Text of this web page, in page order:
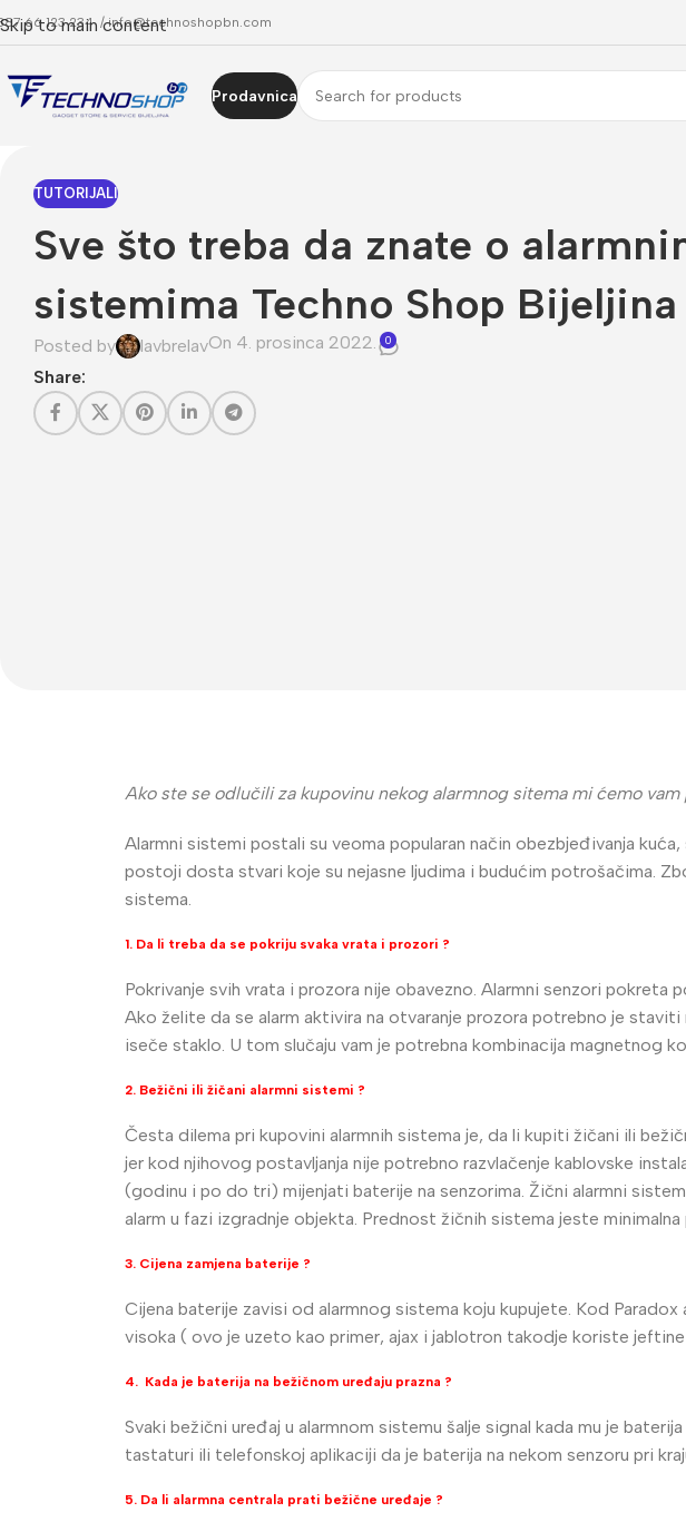
Skip to main content
66 123 234 /info@technoshopbn.com
Prodavnica
Video Nadzor
UniView
Dahua
Longse
Tiandy
Imou
Kutije za kamere
Nosači za kamere
Analogija
Bullet Analogne kamere
Dome analogne kamere
PTZ kamere
Bežično
TUTORIJALI
Sve što treba da znate o
sistemima Techno Shop Bijeljina
Posted by lavbrelavOn 4. prosinca 2022. 0
Share:
Ako ste se odlučili za kupovinu nekog alarmnog sitema mi ćemo
Alarmni sistemi postali su veoma popularan način obezbjeđivanja
postoji dosta stvari koje su nejasne ljudima i budućim potrošačima.
sistema.
1. Da li treba da se pokriju svaka vrata i prozori ?
Pokrivanje svih vrata i prozora nije obavezno. Alarmni senzori pokreta
Ako želite da se alarm aktivira na otvaranje prozora potrebno je
iseče staklo. U tom slučaju vam je potrebna kombinacija magnetnog
2. Bežični ili žičani alarmni sistemi ?
Česta dilema pri kupovini alarmnih sistema je, da li kupiti žičani ili
jer kod njihovog postavljanja nije potrebno razvlačenje kablovske
(godinu i po do tri) mijenjati baterije na senzorima. Žični alarmni
alarm u fazi izgradnje objekta. Prednost žičnih sistema jeste minimalna
3. Cijena zamjena baterije ?
Cijena baterije zavisi od alarmnog sistema koju kupujete. Kod
visoka ( ovo je uzeto kao primer, ajax i jablotron takodje koriste
4. Kada je baterija na bežičnom uređaju prazna ?
Svaki bežični uređaj u alarmnom sistemu šalje signal kada mu je
tastaturi ili telefonskoj aplikaciji da je baterija na nekom senzoru pri
5. Da li alarmna centrala prati bežične uređaje ?